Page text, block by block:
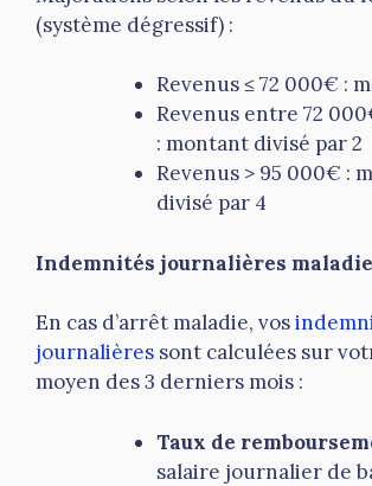
(système dégressif) :
Revenus ≤ 72 000€ :
Revenus entre 72
: montant divisé par 2
Revenus > 95 000€ :
divisé par 4
Indemnités journalières maladie
En cas d’arrêt maladie, vos
journalières sont calculées sur
moyen des 3 derniers mois :
Taux de
salaire journalier de